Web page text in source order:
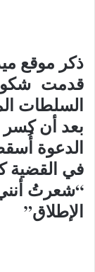
ذكر موقع
قدمت شكوى
السلطات
بعد أن كسر
الدعوة
في القضية
“شعرتُ
الإطلاق”